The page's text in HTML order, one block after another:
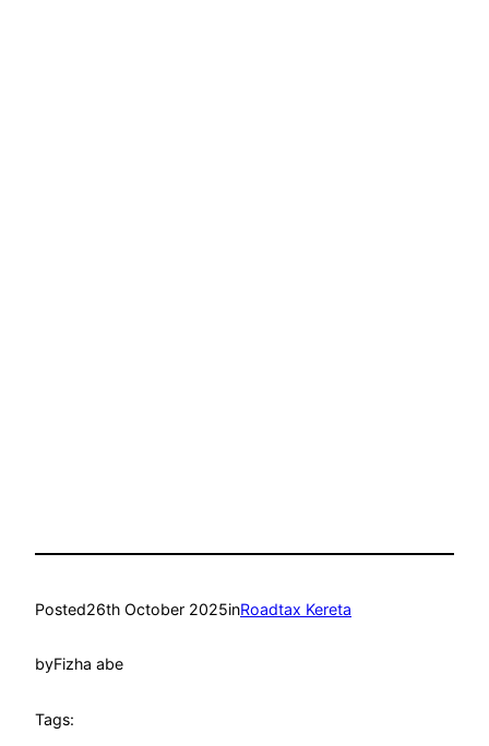
Posted26th October 2025inRoadtax Kereta
byFizha abe
Tags: